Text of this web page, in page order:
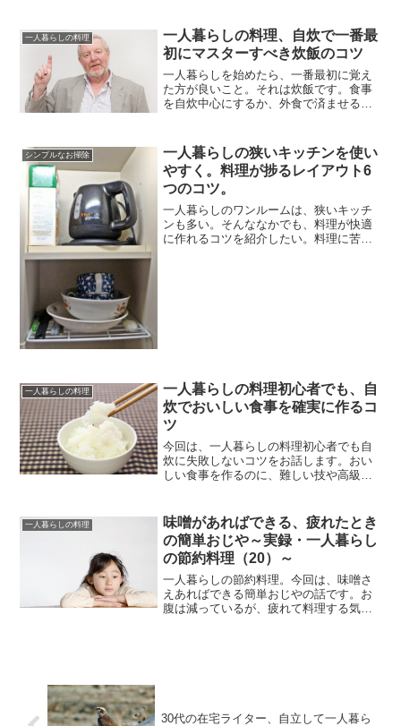
一人暮らしの料理
一人暮らしの料理、自炊で一番最
初にマスターすべき炊飯のコツ
一人暮らしを始めたら、一番最初に覚え
た方が良いこと。それは炊飯です。食事
を自炊中心にするか、外食で済ませるか
とがない人でもうまく炊飯できるコツを
お話しします。炊飯スキル...
シンプルなお掃除
一人暮らしの狭いキッチンを使い
やすく。料理が捗るレイアウト6
つのコツ。
一人暮らしのワンルームは、狭いキッチ
ンも多い。そんななかでも、料理が快適
に作れるコツを紹介したい。料理に苦手
一人暮らしの料理
一人暮らしの料理初心者でも、自
炊でおいしい食事を確実に作るコ
ツ
今回は、一人暮らしの料理初心者でも自
炊に失敗しないコツをお話します。おい
しい食事を作るのに、難しい技や高級食
え気を付ければ、「とんでもなくマズい
ご飯」になることはほぼあ...
一人暮らしの料理
味噌があればできる、疲れたとき
の簡単おじや～実録・一人暮らし
の節約料理（20）～
一人暮らしの節約料理。今回は、味噌さ
えあればできる簡単おじやの話です。お
腹は減っているが、疲れて料理する気力
30代の在宅ライター、自立して一人暮ら